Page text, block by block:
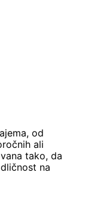
od
ali
tako, da
na